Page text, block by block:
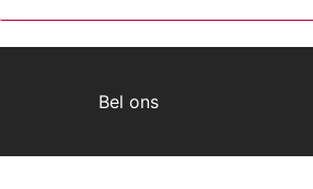
Bel ons